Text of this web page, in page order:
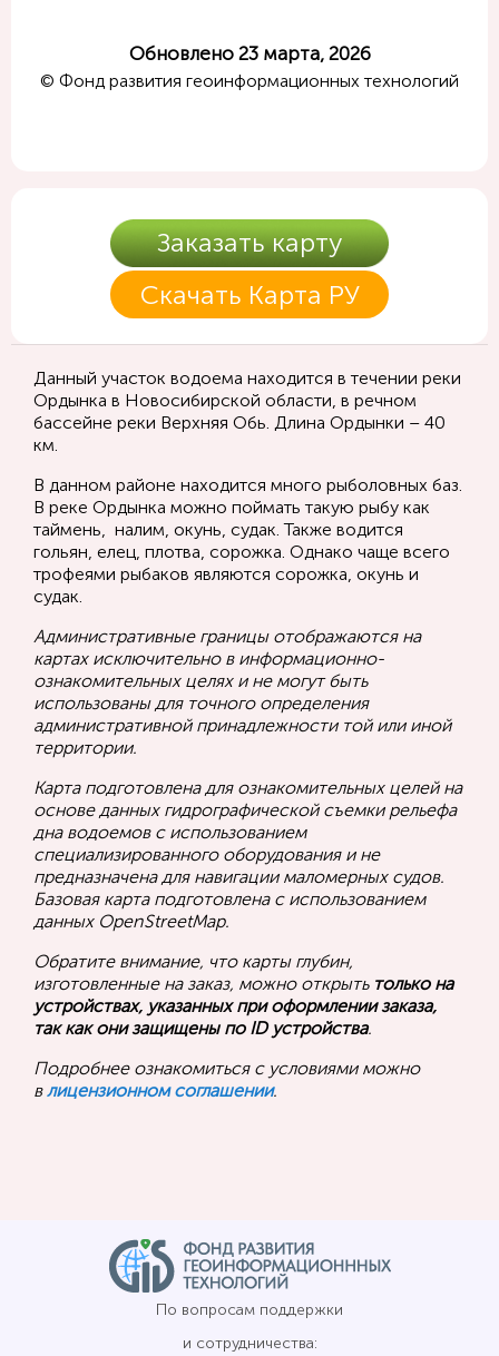
Обновлено 23 марта, 2026
© Фонд развития геоинформационных технологий
Заказать карту
Скачать Карта РУ
Данный участок водоема находится в течении реки
Ордынка в Новосибирской области, в речном
бассейне реки Верхняя Обь. Длина Ордынки – 40
км.
В данном районе находится много рыболовных баз.
В реке Ордынка можно поймать такую рыбу как
таймень, налим, окунь, судак. Также водится
гольян, елец, плотва, сорожка. Однако чаще всего
трофеями рыбаков являются сорожка, окунь и
судак.
Административные границы отображаются на
картах исключительно в информационно-
ознакомительных целях и не могут быть
использованы для точного определения
административной принадлежности той или иной
территории.
Карта подготовлена для ознакомительных целей на
основе данных гидрографической съемки рельефа
дна водоемов с использованием
специализированного оборудования и не
предназначена для навигации маломерных судов.
Базовая карта подготовлена с использованием
данных OpenStreetMap.
Обратите внимание, что карты глубин,
изготовленные на заказ, можно открыть только на
устройствах, указанных при оформлении заказа,
так как они защищены по ID устройства.
Подробнее ознакомиться с условиями можно
влицензионном соглашении.
По вопросам поддержки
и сотрудничества: